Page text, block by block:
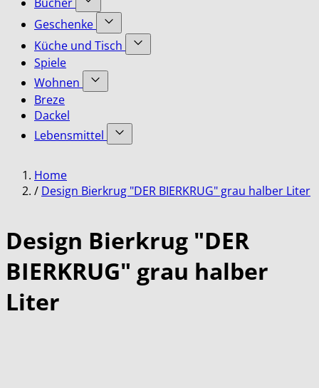
Accessoires
category
for
Bekleidung
category
Show
submenu
for
Bücher
Geschenke
Show
submenu
Küche und Tisch
Show
Spiele
Wohnen
Show
Wohnen
category
Breze
Dackel
Lebensmittel
Show
Lebensmittel
category
Home
/ Design Bierkrug "DER BIERKRUG" grau halber Liter
Design Bierkrug "DER
BIERKRUG" grau halber
Liter